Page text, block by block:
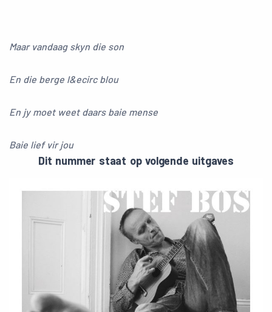
Maar vandaag skyn die son
En die berge l&ecirc blou
En jy moet weet daars baie mense
Baie lief vir jou
Dit nummer staat op volgende uitgaves